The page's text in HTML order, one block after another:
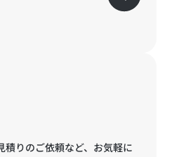
りのご依頼など、お気軽に